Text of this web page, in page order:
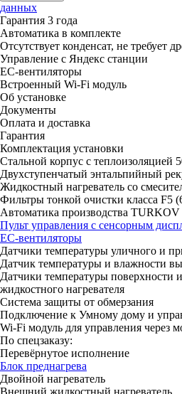
данных
Гарантия 3 года
Автоматика в комплекте
Отсутствует конденсат, не требует
Управление с Яндекс станции
ЕС-вентиляторы
Встроенный Wi-Fi модуль
Об установке
Документы
Оплата и доставка
Гарантия
Комплектация установки
Стальной корпус с теплоизоляцией
Двухступенчатый энтальпийный
Жидкостный нагреватель со
Фильтры тонкой очистки класса F5
Автоматика производства TURKOV
Пульт управления с сенсорным
ЕС-вентиляторы
Датчики температуры уличного и
Датчик температуры и влажности
Датчики температуры поверхности
жидкостного нагревателя
Система защиты от обмерзания
Подключение к Умному дому и
Wi-Fi модуль для управления через
По спецзаказу:
Перевёрнутое исполнение
Блок преднагрева
Двойной нагреватель
Внешний жидкостный нагреватель